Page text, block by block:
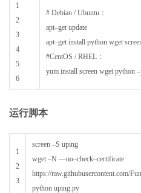
1
2
3
4
5
6
# Debian / Ubuntu：
apt–get update
apt–get install python wget
#CentOS / RHEL：
yum install screen wget python –
运行脚本
1
2
3
screen –S uping
wget –N —no–check–certificate
https://raw.githubusercontent .com/
python uping .py